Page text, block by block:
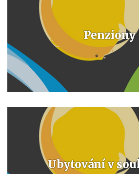
Penziony
Ubytování v